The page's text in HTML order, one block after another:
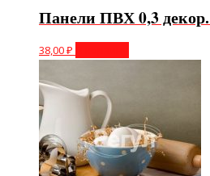
Панели ПВХ 0,3
38,00₽